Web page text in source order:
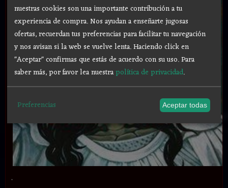
.
nuestras cookies son una importante contribución a tu
experiencia de compra. Nos ayudan a enseñarte jugosas
ofertas, recuerdan tus preferencias para facilitar tu navegación
y nos avisan si la web se vuelve lenta. Haciendo click en
"Aceptar" confirmas que estás de acuerdo con su uso.Para
saber más, por favor lea nuestrapolítica de privacidad.
Preferencias Aceptar todas